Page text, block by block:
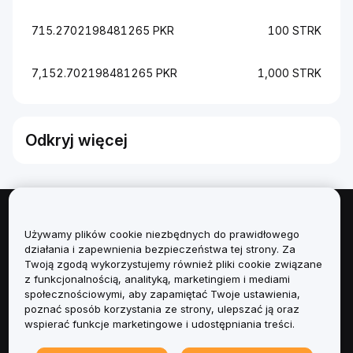
715.2702198481265 PKR 100 STRK
7,152.702198481265 PKR 1,000 STRK
Odkryj więcej
Informacje
Usługi
Obsługa Klienta
Używamy plików cookie niezbędnych do prawidłowego
działania i zapewnienia bezpieczeństwa tej strony. Za
Twoją zgodą wykorzystujemy również pliki cookie związane
z funkcjonalnością, analityką, marketingiem i mediami
społecznościowymi, aby zapamiętać Twoje ustawienia,
poznać sposób korzystania ze strony, ulepszać ją oraz
wspierać funkcje marketingowe i udostępniania treści.